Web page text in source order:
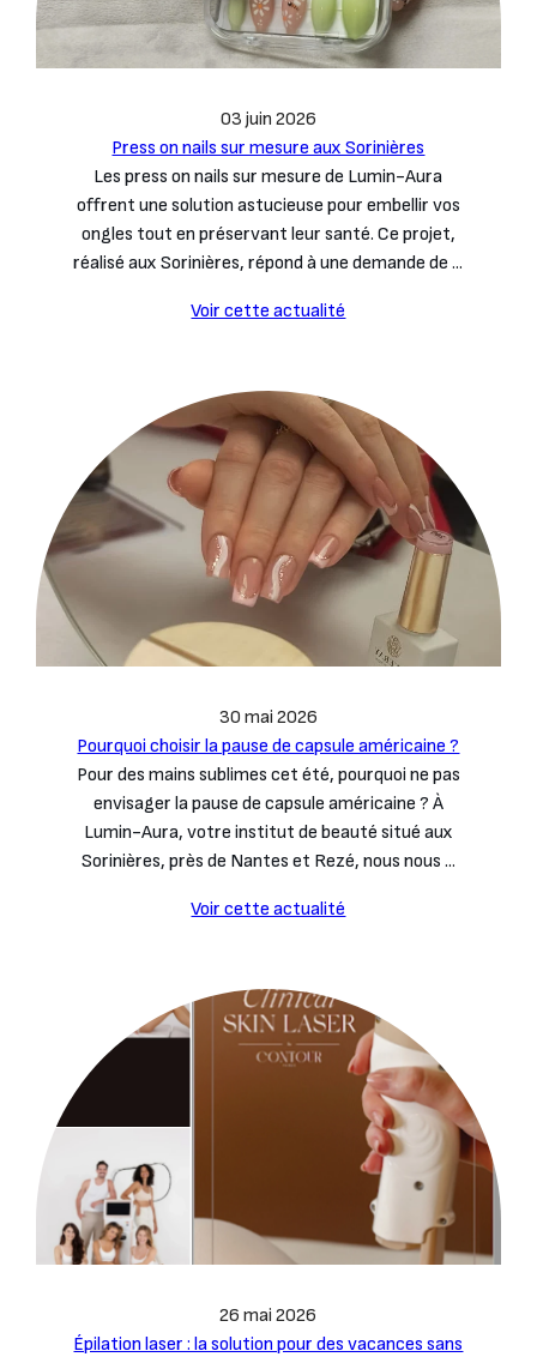
03 juin 2026
Press on nails sur mesure aux Sorinières
Les press on nails sur mesure de Lumin-Aura
offrent une solution astucieuse pour embellir vos
ongles tout en préservant leur santé. Ce projet,
réalisé aux Sorinières, répond à une demande de ...
Voir cette actualité
30 mai 2026
Pourquoi choisir la pause de capsule américaine ?
Pour des mains sublimes cet été, pourquoi ne pas
envisager la pause de capsule américaine ? À
Lumin-Aura, votre institut de beauté situé aux
Sorinières, près de Nantes et Rezé, nous nous ...
Voir cette actualité
26 mai 2026
Épilation laser : la solution pour des vacances sans